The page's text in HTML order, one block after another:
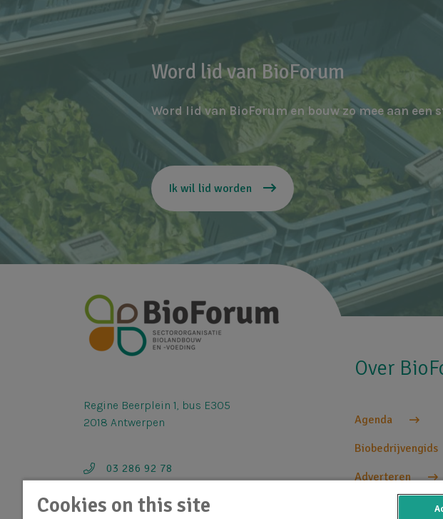
Word lid van BioForum
Word lid van BioForum en bouw zo mee aan een
Ik wil lid worden
Regine Beerplein 1, bus E305
2018 Antwerpen
03 286 92 78
Over
Agenda
Biobedrijvengids
Adverteren
Cookies on this site